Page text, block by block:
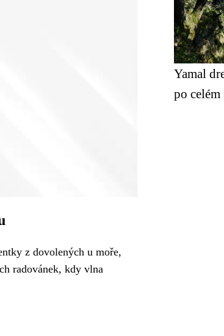
z dovolených u moře,
radovánek, kdy vlna
Yamal
po